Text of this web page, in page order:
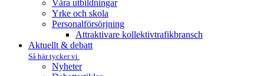
Våra utbildningar
Yrke och skola
Personalförsörjning
Attraktivare kollektivtrafik­bransch
Aktuellt & debatt
Så här tycker vi
Nyheter